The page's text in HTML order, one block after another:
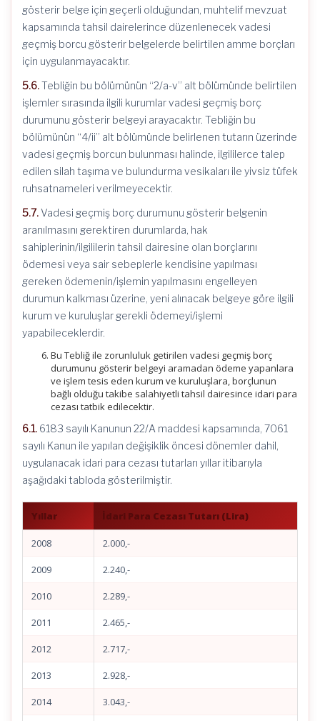
gösterir belge için geçerli olduğundan, muhtelif mevzuat
kapsamında tahsil dairelerince düzenlenecek vadesi
geçmiş borcu gösterir belgelerde belirtilen amme borçları
için uygulanmayacaktır.
5.6.Tebliğin bu bölümünün “2/a-v” alt bölümünde belirtilen
işlemler sırasında ilgili kurumlar vadesi geçmiş borç
durumunu gösterir belgeyi arayacaktır. Tebliğin bu
bölümünün “4/ii” alt bölümünde belirlenen tutarın üzerinde
vadesi geçmiş borcun bulunması halinde, ilgililerce talep
edilen silah taşıma ve bulundurma vesikaları ile yivsiz tüfek
ruhsatnameleri verilmeyecektir.
5.7.Vadesi geçmiş borç durumunu gösterir belgenin
aranılmasını gerektiren durumlarda, hak
sahiplerinin/ilgililerin tahsil dairesine olan borçlarını
ödemesi veya sair sebeplerle kendisine yapılması
gereken ödemenin/işlemin yapılmasını engelleyen
durumun kalkması üzerine, yeni alınacak belgeye göre ilgili
kurum ve kuruluşlar gerekli ödemeyi/işlemi
yapabileceklerdir.
Bu Tebliğ ile zorunluluk getirilen vadesi geçmiş borç
durumunu gösterir belgeyi aramadan ödeme yapanlara
ve işlem tesis eden kurum ve kuruluşlara, borçlunun
bağlı olduğu takibe salahiyetli tahsil dairesince idari para
cezası tatbik edilecektir.
6.1. 6183 sayılı Kanunun 22/A maddesi kapsamında, 7061
sayılı Kanun ile yapılan değişiklik öncesi dönemler dahil,
uygulanacak idari para cezası tutarları yıllar itibarıyla
aşağıdaki tabloda gösterilmiştir.
Yıllar İdari Para Cezası Tutarı (Lira)
2008 2.000,-
2009 2.240,-
2010 2.289,-
2011 2.465,-
2012 2.717,-
2013 2.928,-
2014 3.043,-